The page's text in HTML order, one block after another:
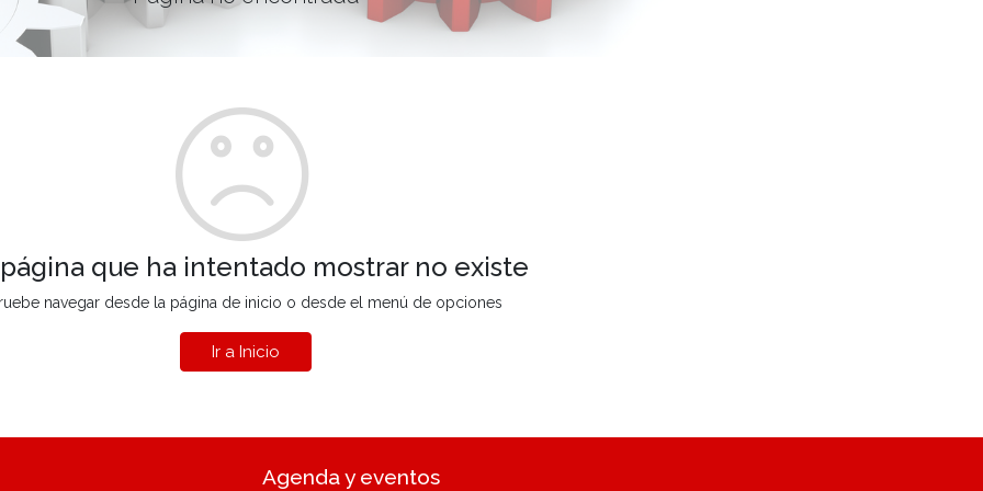
que ha intentado mostrar no existe
navegar desde la página de inicio o desde el menú de opciones
Ir a Inicio
Agenda y eventos